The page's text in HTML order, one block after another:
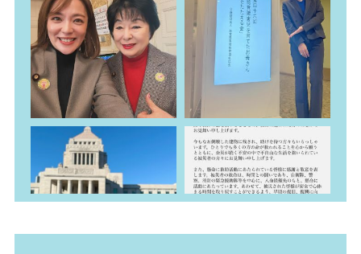
3月 8
erikoimai0922 erikoimai0922